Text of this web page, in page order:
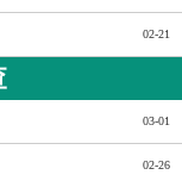
02-21
03-01
02-26